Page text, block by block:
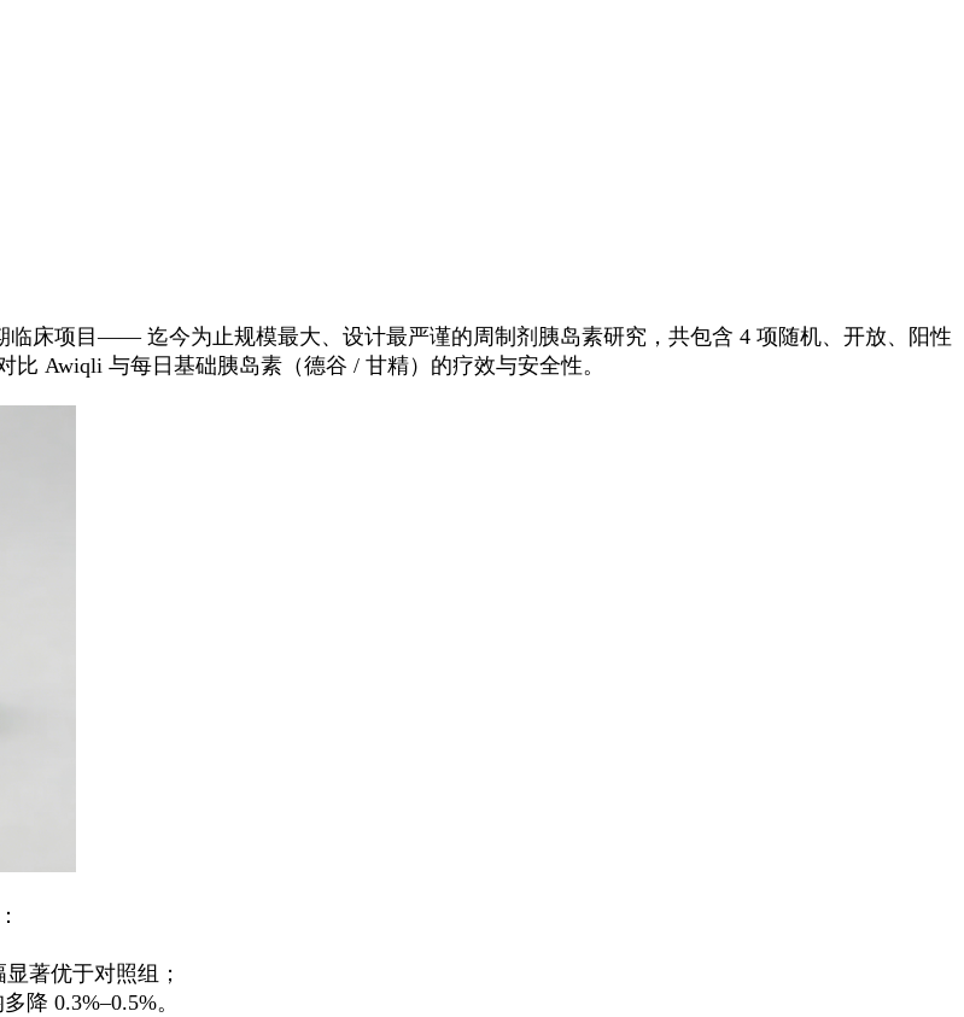
项目—— 迄今为止规模最大、设计最严谨的周制剂胰岛素研究，共包含 4 项随机、开放、阳性
Awiqli 与每日基础胰岛素（德谷 / 甘精）的疗效与安全性。
著优于对照组；
降 0.3%–0.5%。